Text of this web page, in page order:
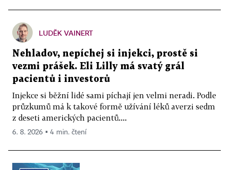
LUDĚK VAINERT
Nehladov, nepíchej si injekci, prostě si
vezmi prášek. Eli Lilly má svatý grál
pacientů i investorů
Injekce si běžní lidé sami píchají jen velmi neradi. Podle
průzkumů má k takové formě užívání léků averzi sedm
z deseti amerických pacientů....
6. 8. 2026 ▪ 4 min. čtení